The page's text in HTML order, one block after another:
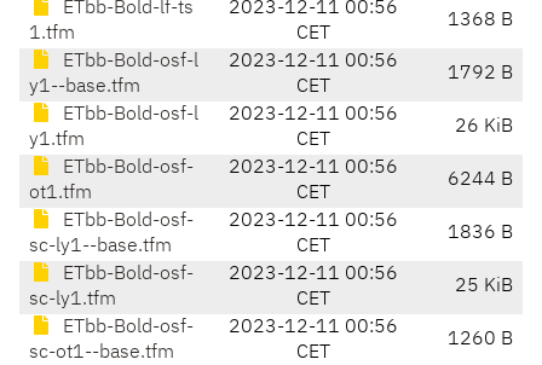
ETbb-Bold-lf-ts
1.tfm
2023-12-11 00:56
CET
1368 B
ETbb-Bold-osf-l
y1--base.tfm
2023-12-11 00:56
CET
1792 B
ETbb-Bold-osf-l
y1.tfm
2023-12-11 00:56
CET
26 KiB
ETbb-Bold-osf-
ot1.tfm
2023-12-11 00:56
CET
6244 B
ETbb-Bold-osf-
sc-ly1--base.tfm
2023-12-11 00:56
CET
1836 B
ETbb-Bold-osf-
sc-ly1.tfm
2023-12-11 00:56
CET
25 KiB
ETbb-Bold-osf-
sc-ot1--base.tfm
2023-12-11 00:56
CET
1260 B